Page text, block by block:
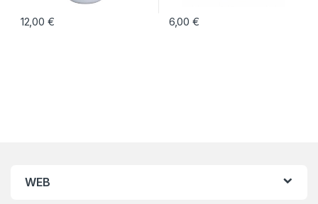
12,00 € 6,00€
WEB